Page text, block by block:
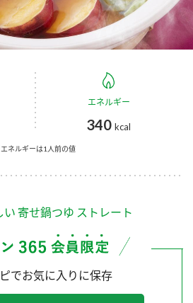
たれ
中華
おすしの素
米飯用調味液
た
エネルギー
340 kcal
ネルギーは1人前の値
寄せ鍋つゆ ストレート
でお気に入りに保存